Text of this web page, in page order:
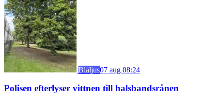
Blåljus07 aug 08:24
Polisen efterlyser vittnen till halsbandsrånen